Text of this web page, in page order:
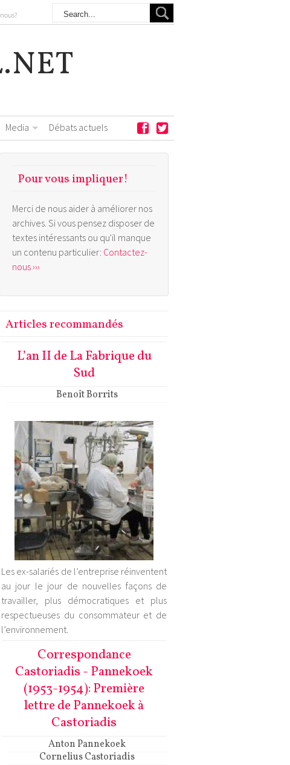
Media Débats actuels
Pour vous impliquer!
Merci de nous aider à améliorer nos
archives. Si vous pensez disposer de
textes intéressants ou qu'il manque
un contenu particulier: Contactez-
nous ›››
Articles recommandés
L’an II de La Fabrique du
Sud
Benoît Borrits
Les ex-salariés de l’entreprise réinventent
au jour le jour de nouvelles façons de
travailler, plus démocratiques et plus
respectueuses du consommateur et de
l’environnement.
Correspondance
Castoriadis - Pannekoek
(1953-1954): Première
lettre de Pannekoek à
Castoriadis
Anton Pannekoek
Cornelius Castoriadis